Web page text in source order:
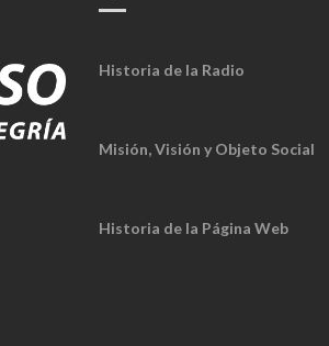
Historia de la Radio
Misión, Visión y Objeto Social
Historia de la Página Web